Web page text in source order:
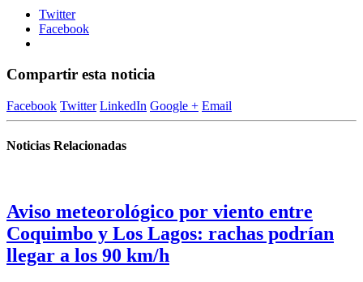
Twitter
Facebook
Compartir esta noticia
Facebook Twitter LinkedIn Google + Email
Noticias Relacionadas
Aviso meteorológico por viento entre
Coquimbo y Los Lagos: rachas podrían
llegar a los 90 km/h